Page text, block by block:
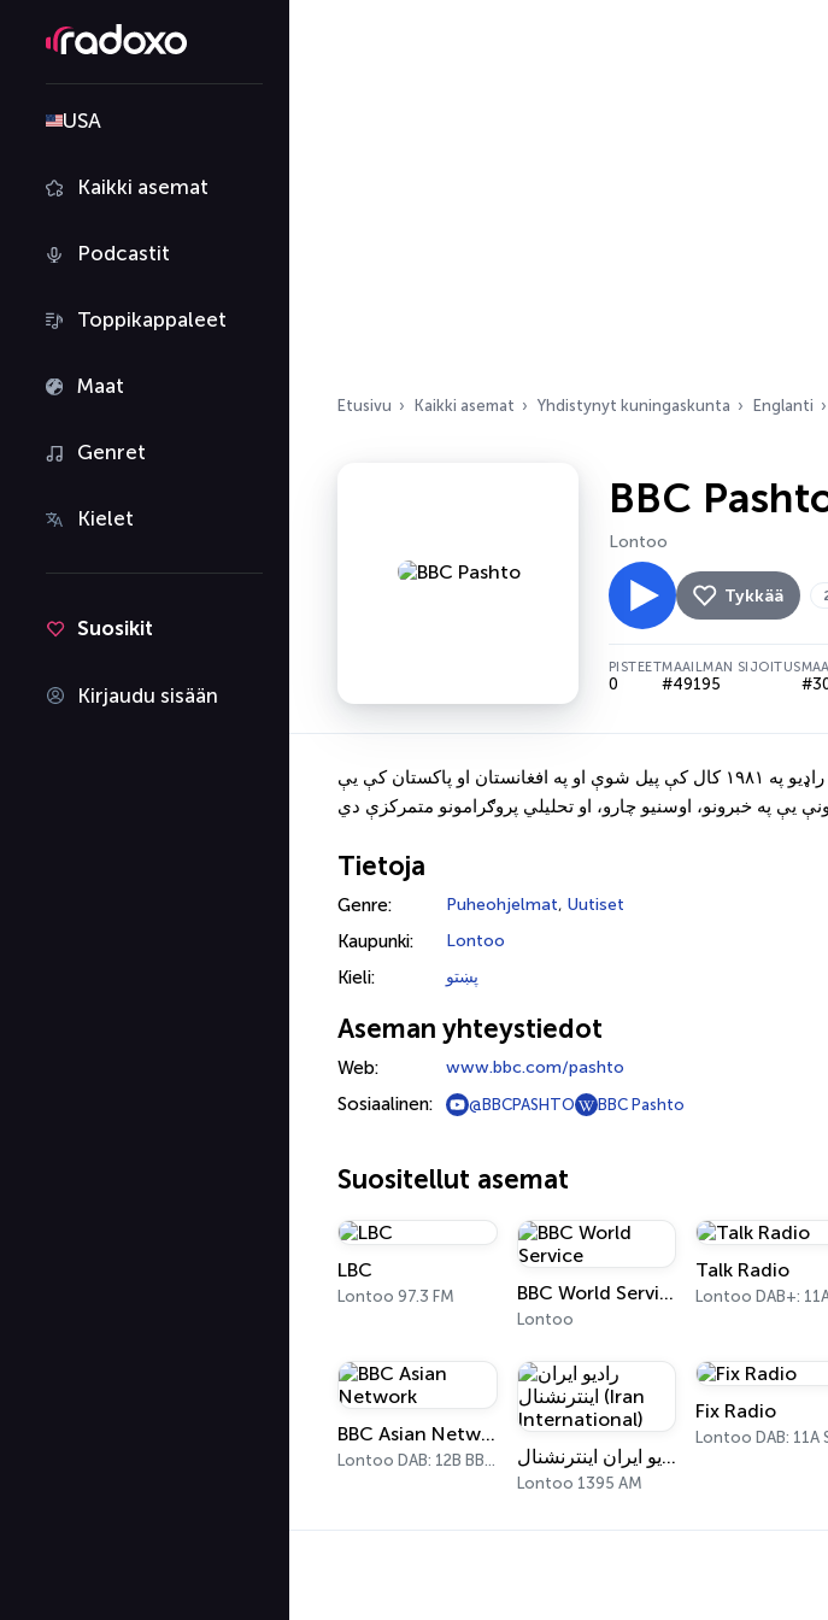
USA
Kaikki asemat
Podcastit
Toppikappaleet
Maat
Genret
Kielet
Suosikit
Kirjaudu sisään
Etusivu Kaikki asemat Yhdistynyt kuningaskunta Englanti
BBC
Lontoo
Tykkää
PISTEET
0
MAAILMAN SIJOITUS
#49195
د بي بي سي پښتو راډیو د بي بي سي نړیوال خدمت یوه برخه ده چې په پښتو ژبه خپرونې کوي. دا راډیو په ۱۹۸۱ کال کې پیل شوې او په افغانستان او پاکستان کې یې
Tietoja
Genre: Puheohjelmat, Uutiset
Kaupunki: Lontoo
Kieli: پښتو
Aseman yhteystiedot
Web: www.bbc.com/pashto
Sosiaalinen: @BBCPASHTO BBC Pashto
Suositellut asemat
LBC
Lontoo 97.3 FM BBC World Service
Lontoo
Talk Radio
BBC Asian Network
Lontoo DAB: 12B BBC National DAB رادیو ایران اینترنشنال (Iran International)
Lontoo 1395 AM
Fix Radio